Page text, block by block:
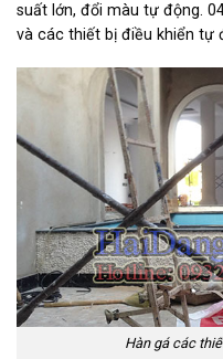
suất lớn, đổi màu tự động.
và các thiết bị điều khiển tự
Hàn gá các